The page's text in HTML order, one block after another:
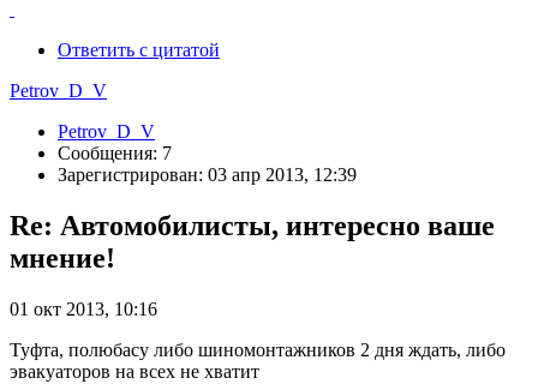
Ответить с цитатой
Petrov_D_V
Petrov_D_V
Сообщения: 7
Зарегистрирован: 03 апр 2013, 12:39
Re: Автомобилисты, интересно ваше
мнение!
01 окт 2013, 10:16
Туфта, полюбасу либо шиномонтажников 2 дня ждать, либо
эвакуаторов на всех не хватит